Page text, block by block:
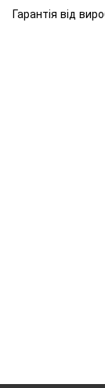
Гарантія від